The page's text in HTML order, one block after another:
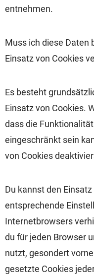
entnehmen.
Muss ich diese Daten
Einsatz von Cookies
Es besteht
Einsatz von Cookies.
dass die
eingeschränkt sein
von Cookies
Du kannst den
entsprechende
Internetbrowsers
du für jeden Browser
nutzt, gesondert
gesetzte Cookies